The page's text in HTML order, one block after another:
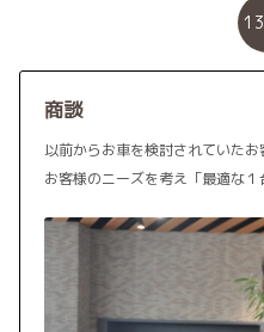
商談
以前からお車を検討されていた
お客様のニーズを考え「最適な１